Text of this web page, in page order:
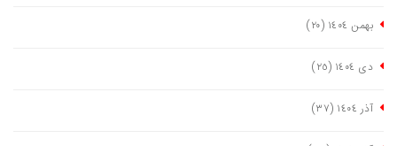
بهمن ١٤٠٤ (٢٠)
دی ١٤٠٤ (٢٥)
آذر ١٤٠٤ (٣٧)